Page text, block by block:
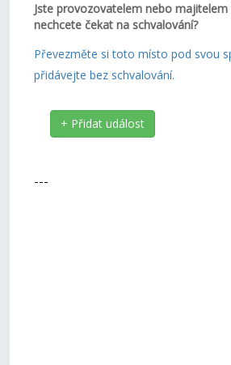
Jste provozovatelem nebo
nechcete čekat na schvalování?
Převezměte si toto místo pod svou
přidávejte bez schvalování.
+ Přidat událost
---